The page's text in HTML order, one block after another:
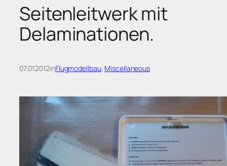
Seitenleitwerk mit
Delaminationen.
07.01.2012inFlugmodellbau, Miscellaneous